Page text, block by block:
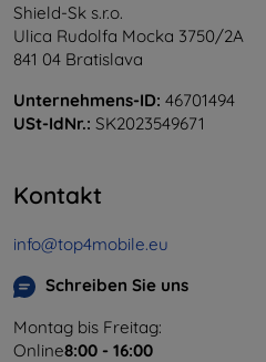
Shield-Sk s.r.o.
Ulica Rudolfa Mocka 3750/2A
841 04 Bratislava
Unternehmens-ID: 46701494
USt-IdNr.: SK2023549671
Kontakt
info@top4mobile.eu
Schreiben Sie uns
Montag bis Freitag:
Online8:00 - 16:00